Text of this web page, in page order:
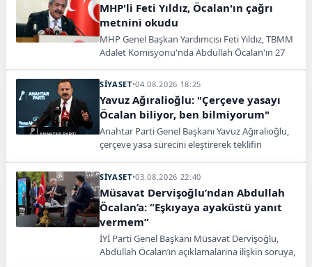
MHP'li Feti Yıldız, Öcalan'ın çağrı
metnini okudu
MHP Genel Başkan Yardımcısı Feti Yıldız, TBMM
Adalet Komisyonu'nda Abdullah Öcalan'ın 27
SİYASET•04.08.2026 18:25
Yavuz Ağıralioğlu: "Çerçeve yasayı
Öcalan biliyor, ben bilmiyorum"
Anahtar Parti Genel Başkanı Yavuz Ağıralioğlu,
çerçeve yasa sürecini eleştirerek teklifin
SİYASET•03.08.2026 22:40
Müsavat Dervişoğlu’ndan Abdullah
Öcalan’a: “Eşkıyaya ayaküstü yanıt
vermem”
İYİ Parti Genel Başkanı Müsavat Dervişoğlu,
Abdullah Öcalan’ın açıklamalarına ilişkin soruya,